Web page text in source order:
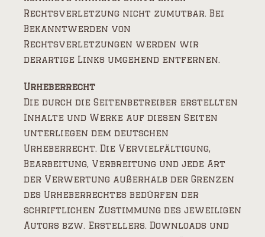
Rechtsverletzung nicht zumutbar. Bei
Bekanntwerden von
Rechtsverletzungen werden wir
derartige Links umgehend entfernen.
Urheberrecht
Die durch die Seitenbetreiber erstellten
Inhalte und Werke auf diesen Seiten
unterliegen dem deutschen
Urheberrecht. Die Vervielfältigung,
Bearbeitung, Verbreitung und jede Art
der Verwertung außerhalb der Grenzen
des Urheberrechtes bedürfen der
schriftlichen Zustimmung des jeweiligen
Autors bzw. Erstellers. Downloads und